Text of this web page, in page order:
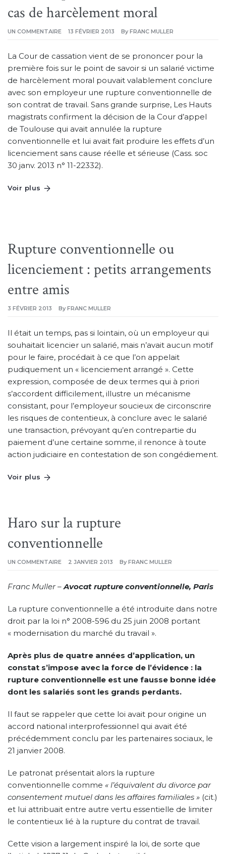
cas de harcèlement moral
UN COMMENTAIRE
SUR
CONVENTIONNELLE
EN
CAS
DE
HARCÈLEMENT
MORAL
13 FÉVRIER 2013 By FRANC MULLER
La Cour de cassation vient de se prononcer pour la
première fois sur le point de savoir si un salarié victime
de harcèlement moral pouvait valablement conclure
avec son employeur une rupture conventionnelle de
son contrat de travail. Sans grande surprise, Les Hauts
magistrats confirment la décision de la Cour d’appel
de Toulouse qui avait annulée la rupture
conventionnelle et lui avait fait produire les effets d’un
licenciement sans cause réelle et sérieuse (Cass. soc
30 janv. 2013 n° 11-22332).
Voir plus
Rupture conventionnelle ou
licenciement : petits arrangements
entre amis
3 FÉVRIER 2013 By FRANC MULLER
Il était un temps, pas si lointain, où un employeur qui
souhaitait licencier un salarié, mais n’avait aucun motif
pour le faire, procédait à ce que l’on appelait
pudiquement un « licenciement arrangé ». Cette
expression, composée de deux termes qui à priori
s’accordent difficilement, illustre un mécanisme
consistant, pour l’employeur soucieux de circonscrire
les risques de contentieux, à conclure avec le salarié
une transaction, prévoyant qu’en contrepartie du
paiement d’une certaine somme, il renonce à toute
action judiciaire en contestation de son congédiement.
Voir plus
Haro sur la rupture
conventionnelle
UN COMMENTAIRE
SUR
RUPTURE
CONVENTIONNELLE
2 JANVIER 2013 By FRANC MULLER
Franc Muller – Avocat rupture conventionnelle, Paris
La rupture conventionnelle a été introduite dans notre
droit par la loi n° 2008-596 du 25 juin 2008 portant
« modernisation du marché du travail ».
Après plus de quatre années d’application, un
constat s’impose avec la force de l’évidence : la
rupture conventionnelle est une fausse bonne idée
dont les salariés sont les grands perdants.
Il faut se rappeler que cette loi avait pour origine un
accord national interprofessionnel qui avait été
précédemment conclu par les partenaires sociaux, le
21 janvier 2008.
Le patronat présentait alors la rupture
conventionnelle comme « l’équivalent du divorce par
consentement mutuel dans les affaires familiales » (cit.)
et lui attribuait entre autre vertu essentielle de limiter
le contentieux lié à la rupture du contrat de travail.
Cette vision a largement inspiré la loi, de sorte que